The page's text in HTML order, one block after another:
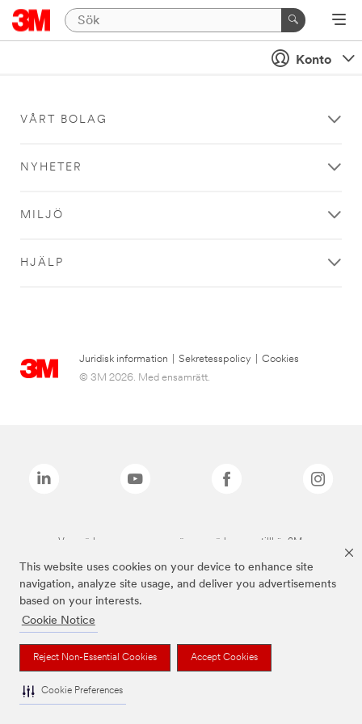
This website uses cookies on your device to enhance site
navigation, analyze site usage, and deliver you advertisements
based on your interests.
Cookie Notice
Reject Non-Essential Cookies Accept Cookies
Cookie Preferences
Konto
VÅRT BOLAG
NYHETER
MILJÖ
HJÄLP
Juridisk information Sekretesspolicy
Cookies
© 3M 2026. Med ensamrätt.
Varumärken som anges ovan är varumärken som tillhör 3M.